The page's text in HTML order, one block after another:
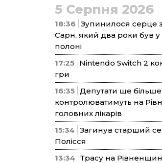
5 Серпня 2026
18:36 Зупинилося серце
Сарн, який два роки був у
полоні
17:25 Nintendo Switch 2
гри
16:35 Депутати ще більше
контролюватимуть на
головних лікарів
15:34 Загинув старший
Полісся
13:34 Трасу на